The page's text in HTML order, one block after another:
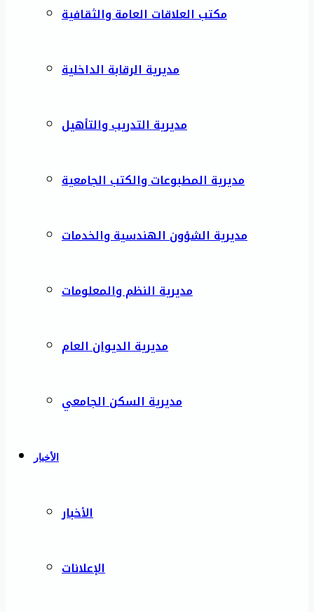
مكتب العلاقات العامة والثقافية
مديرية الرقابة الداخلية
مديرية التدريب والتأهيل
مديرية المطبوعات والكتب الجامعية
مديرية الشؤون الهندسية والخدمات
مديرية النظم والمعلومات
مديرية الديوان العام
مديرية السكن الجامعي
الأخبار
الأخبار
الإعلانات